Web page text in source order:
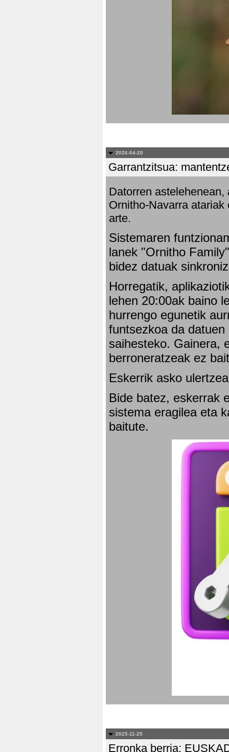
2026-04-20
Garrantzitsua:
Datorren astelehenean,
Ornitho-Navarra
arte.
Sistemaren
lanek "Ornitho
bidez datuak
Horregatik,
lehen 20:00ak baino
hurrengo egunetik
funtsezkoa da
saihesteko. Gainera,
berroneratzeak ez
Eskerrik asko
Bide batez, eskerrak
sistema eragilea eta
baitute.
2025-11-25
Erronka berria: